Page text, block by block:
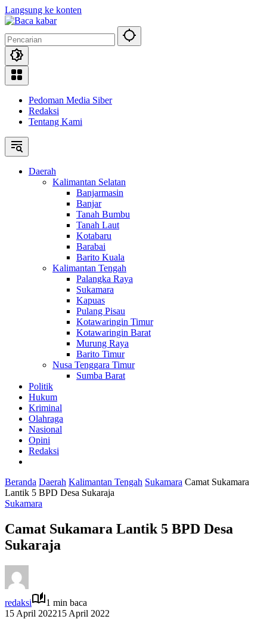
Langsung ke konten
Pedoman Media Siber
Redaksi
Tentang Kami
Daerah
Kalimantan Selatan
Banjarmasin
Banjar
Tanah Bumbu
Tanah Laut
Kotabaru
Barabai
Barito Kuala
Kalimantan Tengah
Palangka Raya
Sukamara
Kapuas
Pulang Pisau
Kotawaringin Timur
Kotawaringin Barat
Murung Raya
Barito Timur
Nusa Tenggara Timur
Sumba Barat
Politik
Hukum
Kriminal
Olahraga
Nasional
Opini
Redaksi
Beranda Daerah Kalimantan Tengah Sukamara Camat Sukamara
Lantik 5 BPD Desa Sukaraja
Sukamara
Camat Sukamara Lantik 5 BPD Desa
Sukaraja
redaksi
1 min baca
15 April 202215 April 2022